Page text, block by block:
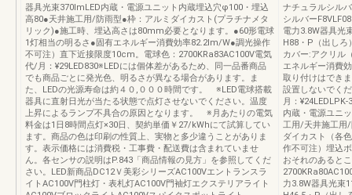
器具光束370lmLED内蔵・電源ユニット内蔵埋込穴φ100・埋込
高80●天井施工用/防雨型●枠：アルミダイカスト(プラチナメタ
リック)●施工時、埋込高さは80mm必要となります。●60形電球
1灯相当の明るさ●固有エネルギー消費効率82.2lm/W●調光操作
不可注）直下近接限度10cm。電球色：2700KRa83AC100V電気
代/月：¥29LED830※LEDには個体差があるため、同一品番商品
でも商品ごとに発光色、明るさが異なる場合があります。ま
た、LEDの光源寿命は約４０,０００時間です。 ※LED電球搭載
器具に直射日光が当たる状態で点灯させないでください。温度
上昇によるランプ不具合の原因となります。 ※月あたりの電気
料金は1日8時間点灯×30日、契約単価￥27/kWhにて試算してい
ます。商品の色は印刷の性質上、実物と多少違うことがありま
す。表示価格には消費税・工事費・配送費は含まれていませ
ん。各センサの説明はP.843「商品情報の見方」を参照してくだ
さい。LED新商品DC12Ｖ美彩シリーズAC100Vエントランスラ
イトAC100V門柱灯・表札灯AC100V門袖灯エクステリアライト
ナチュラルシル
シルバー
電力3.8W器具光
H88・P（出し
カバー:アクリル
エネルギー消費
取り付けはでき
設置しないでく
月：
内蔵・電源ユニ
工用/天井施工用
ダイカスト（各
作不可注）埋込
おそれのあると
力3.8W器具光束